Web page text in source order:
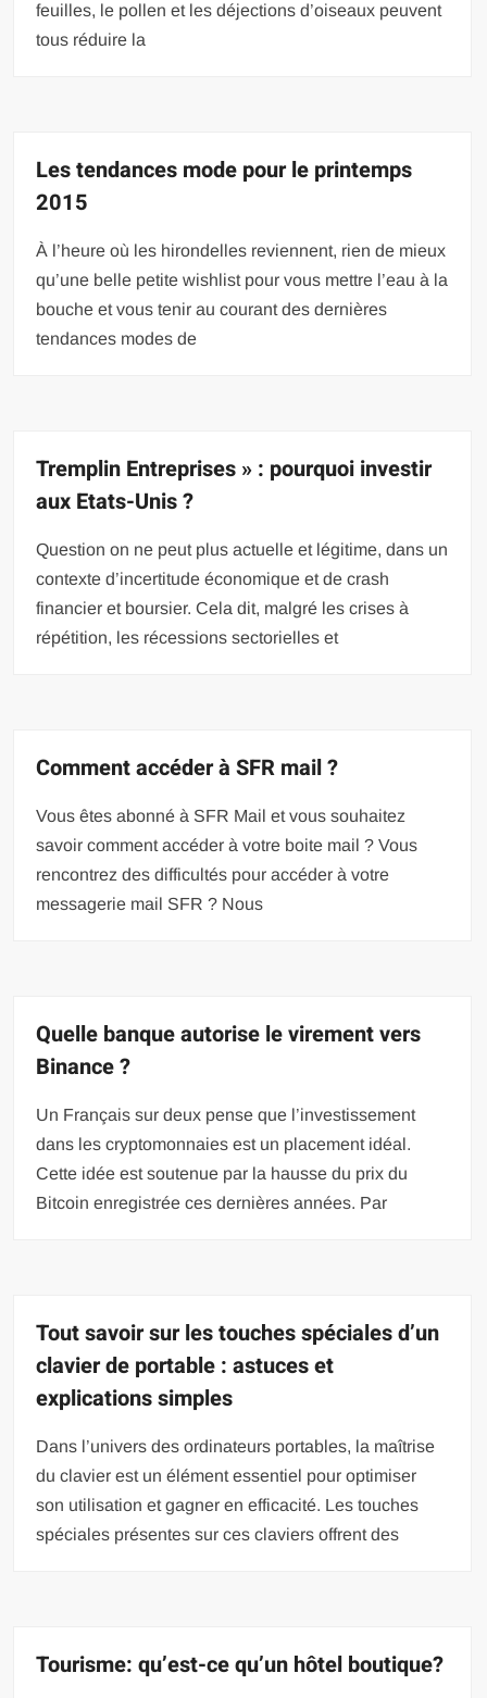
feuilles, le pollen et les déjections d’oiseaux peuvent
tous réduire la
Les tendances mode pour le printemps
2015
À l’heure où les hirondelles reviennent, rien de mieux
qu’une belle petite wishlist pour vous mettre l’eau à la
bouche et vous tenir au courant des dernières
tendances modes de
Tremplin Entreprises » : pourquoi investir
aux Etats-Unis ?
Question on ne peut plus actuelle et légitime, dans un
contexte d’incertitude économique et de crash
financier et boursier. Cela dit, malgré les crises à
répétition, les récessions sectorielles et
Comment accéder à SFR mail ?
Vous êtes abonné à SFR Mail et vous souhaitez
savoir comment accéder à votre boite mail ? Vous
rencontrez des difficultés pour accéder à votre
messagerie mail SFR ? Nous
Quelle banque autorise le virement vers
Binance ?
Un Français sur deux pense que l’investissement
dans les cryptomonnaies est un placement idéal.
Cette idée est soutenue par la hausse du prix du
Bitcoin enregistrée ces dernières années. Par
Tout savoir sur les touches spéciales d’un
clavier de portable : astuces et
explications simples
Dans l’univers des ordinateurs portables, la maîtrise
du clavier est un élément essentiel pour optimiser
son utilisation et gagner en efficacité. Les touches
spéciales présentes sur ces claviers offrent des
Tourisme: qu’est-ce qu’un hôtel boutique?